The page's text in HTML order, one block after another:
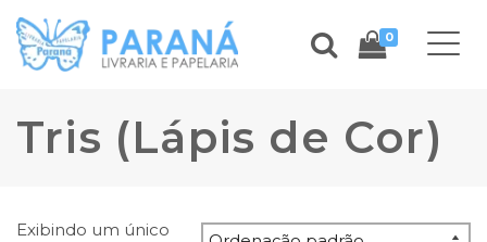
0
Tris (Lápis de Cor)
Exibindo um único